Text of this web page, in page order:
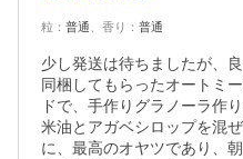
粒 ： 普通 香り ： 普通
少し発送は待ちましたが、
同梱してもらったオートミ
ドで、手作りグラノーラ作
米油とアガベシロップを混
に、最高のオヤツであり、